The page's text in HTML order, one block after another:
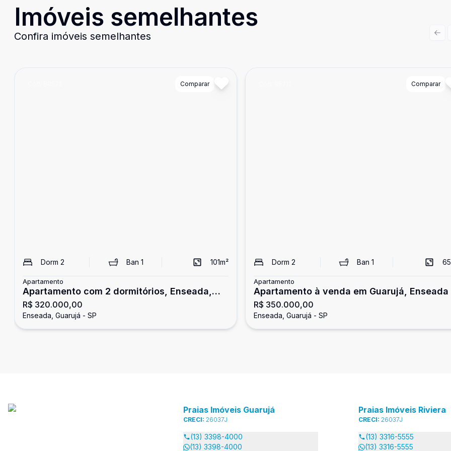
Imóveis semelhantes
Confira imóveis semelhantes
Comparar
Dorm 2 Ban 1 101m²
Apartamento
Apartamento com 2 dormitórios, Enseada,
Guarujá
R$ 320.000,00
Enseada, Guarujá - SP
Comparar
Dorm 2 Ban1 65
Apartamento
Apartamento à venda em Guarujá, Enseada
R$ 350.000,00
Enseada, Guarujá - SP
Praias Imóveis Guarujá
CRECI: 26037J
(13) 3398-4000
(13) 3398-4000
Praias Imóveis Riviera
CRECI: 26037J
(13) 3316-5555
(13) 3316-5555